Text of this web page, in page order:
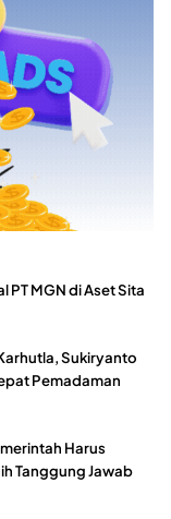
PT MGN di Aset Sita
Sukiryanto
Pemadaman
Harus
Tanggung Jawab